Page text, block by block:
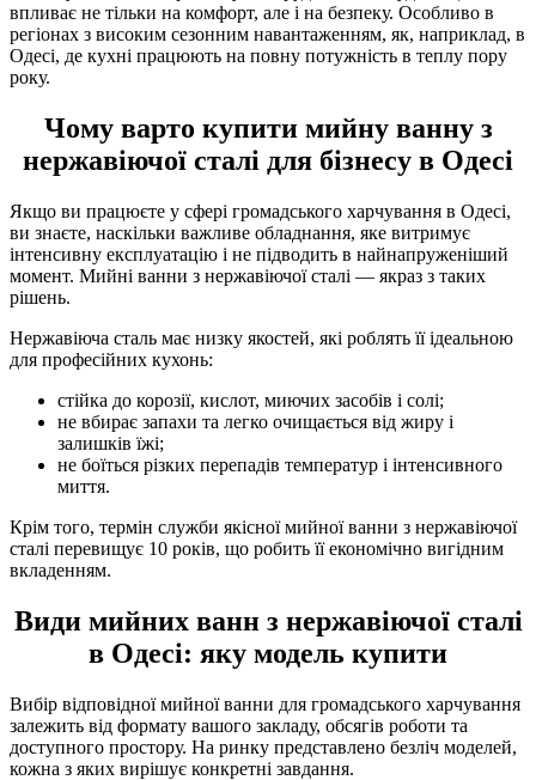
впливає не тільки на комфорт, але і на безпеку. Особливо в
регіонах з високим сезонним навантаженням, як, наприклад, в
Одесі, де кухні працюють на повну потужність в теплу пору
року.
Чому варто купити мийну ванну з
нержавіючої сталі для бізнесу в Одесі
Якщо ви працюєте у сфері громадського харчування в Одесі,
ви знаєте, наскільки важливе обладнання, яке витримує
інтенсивну експлуатацію і не підводить в найнапруженіший
момент. Мийні ванни з нержавіючої сталі — якраз з таких
рішень.
Нержавіюча сталь має низку якостей, які роблять її ідеальною
для професійних кухонь:
стійка до корозії, кислот, миючих засобів і солі;
не вбирає запахи та легко очищається від жиру і
залишків їжі;
не боїться різких перепадів температур і інтенсивного
миття.
Крім того, термін служби якісної мийної ванни з нержавіючої
сталі перевищує 10 років, що робить її економічно вигідним
вкладенням.
Види мийних ванн з нержавіючої сталі
в Одесі: яку модель купити
Вибір відповідної мийної ванни для громадського харчування
залежить від формату вашого закладу, обсягів роботи та
доступного простору. На ринку представлено безліч моделей,
кожна з яких вирішує конкретні завдання.